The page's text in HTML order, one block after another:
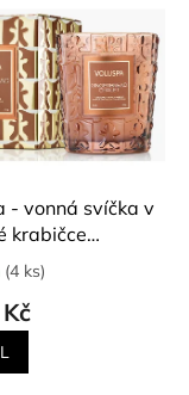
- vonná svíčka v
krabičce
CHALET
chata) 184 g
(4 ks)